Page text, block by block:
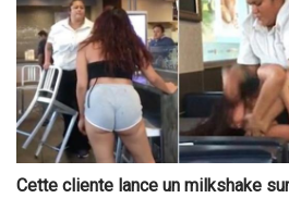
Cette cliente lance un milkshake